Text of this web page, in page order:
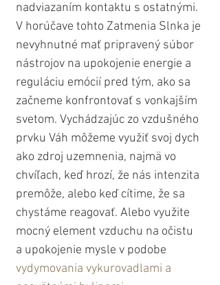
nadviazaním kontaktu s ostatnými.
V horúčave tohto Zatmenia Slnka je
nevyhnutné mať pripravený súbor
nástrojov na upokojenie energie a
reguláciu emócií pred tým, ako sa
začneme konfrontovať s vonkajším
svetom. Vychádzajúc zo vzdušného
prvku Váh môžeme využiť svoj dych
ako zdroj uzemnenia, najmä vo
chvíľach, keď hrozí, že nás intenzita
premôže, alebo keď cítime, že sa
chystáme reagovať. Alebo využite
mocný element vzduchu na očistu
a upokojenie mysle v podobe
vydymovania vykurovadlami a